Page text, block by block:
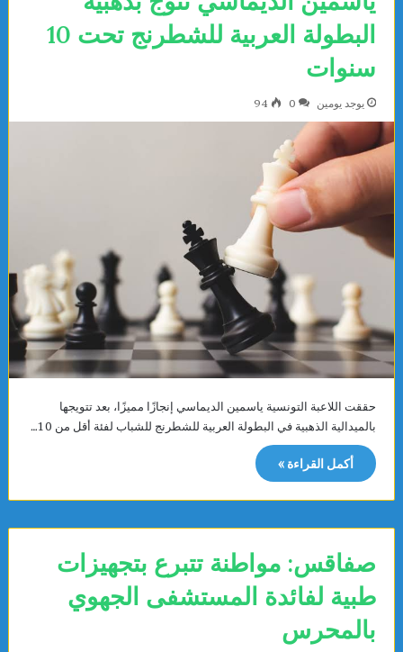
البطولة العربية للشطرنج تحت 10
سنوات
يوجد يومين 0
94
حققت اللاعبة التونسية ياسمين الديماسي إنجازًا مميزًا، بعد تتويجها
بالميدالية الذهبية في البطولة العربية للشطرنج للشباب لفئة أقل من 10…
أكمل القراءة »
صفاقس: مواطنة تتبرع بتجهيزات
طبية لفائدة المستشفى الجهوي
بالمحرس